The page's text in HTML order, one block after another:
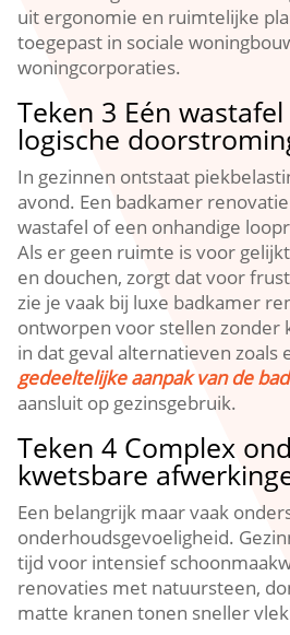
uit ergonomie en ruimtelijke
toegepast in sociale
woningcorporaties.​
Teken 3 Eén
logische
In gezinnen ontstaat
avond.​ Een badkamer
wastafel of een onhandige
Als er geen ruimte is voor
en douchen, zorgt dat voor
zie je vaak bij luxe badkamer
ontworpen voor stellen zonder
in dat geval alternatieven zoals
gedeeltelijke aanpak van de
aansluit op gezinsgebruik.​
Teken 4 Complex
kwetsbare
Een belangrijk maar vaak
onderhoudsgevoeligheid.​
tijd voor intensief
renovaties met natuursteen,
matte kranen tonen sneller